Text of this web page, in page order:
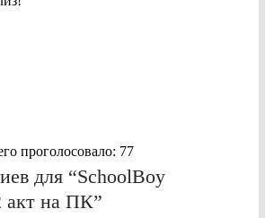
проголосовало: 77
для “SchoolBoy
акт на ПК”